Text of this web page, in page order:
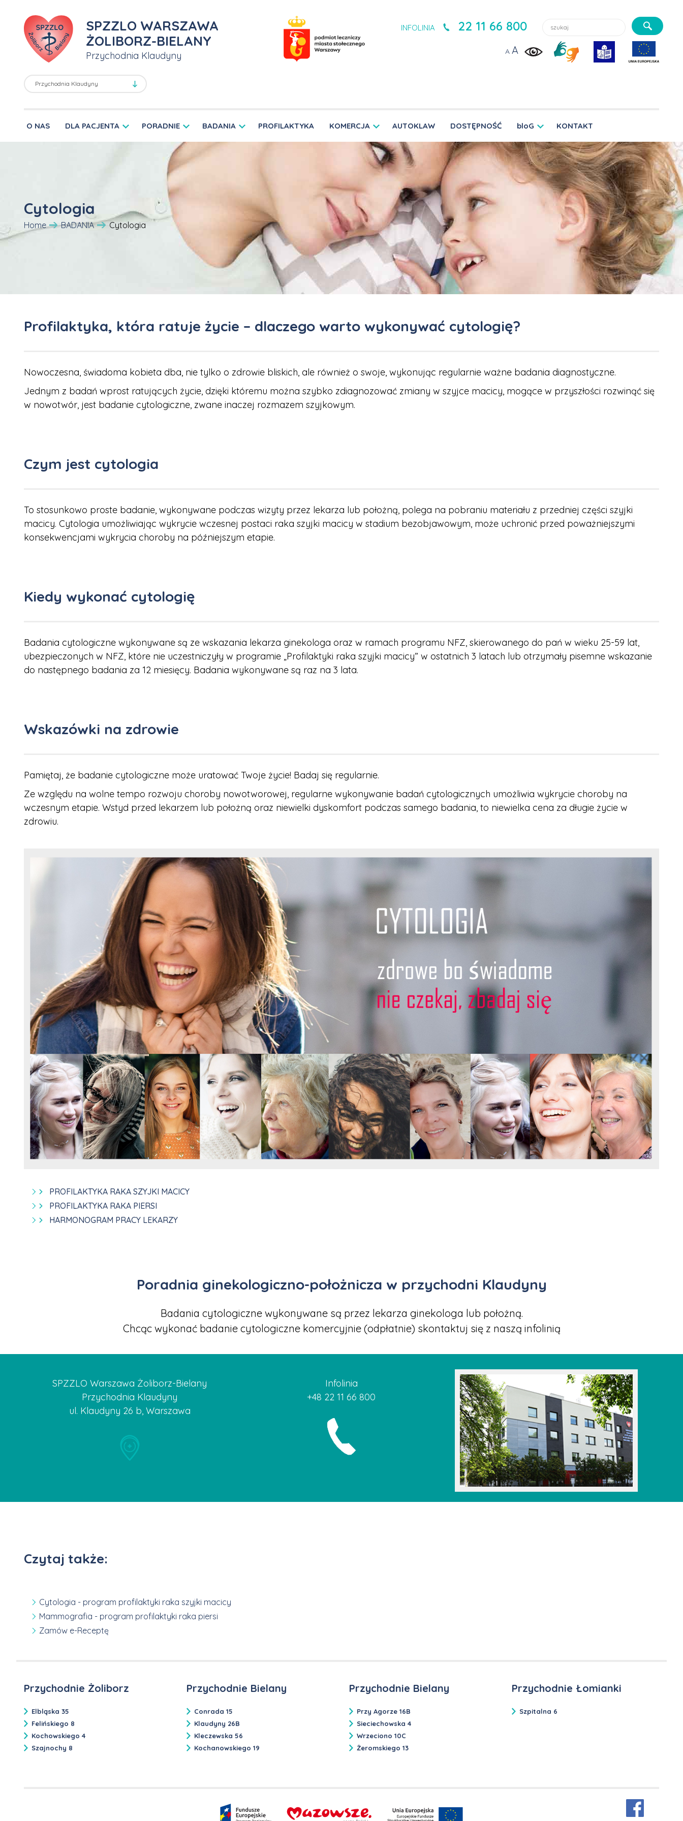
SPZZLO WARSZAWA
ŻOLIBORZ-BIELANY
Przychodnia Klaudyny
INFOLINIA 22 11 66 800 Szukaj lekarzy, usługi, aktualności:
A A
O NAS DLA PACJENTA PORADNIE BADANIA PROFILAKTYKA KOMERCJA AUTOKLAW DOSTĘPNOŚĆ bloG KONTAKT
Cytologia
Home BADANIA Cytologia
Profilaktyka, która ratuje życie – dlaczego warto wykonywać cytologię?
Nowoczesna, świadoma kobieta dba, nie tylko o zdrowie bliskich, ale również o swoje, wykonując regularnie ważne badania diagnostyczne.
Jednym z badań wprost ratujących życie, dzięki któremu można szybko zdiagnozować zmiany w szyjce macicy, mogące w przyszłości rozwinąć się
w nowotwór, jest badanie cytologiczne, zwane inaczej rozmazem szyjkowym.
Czym jest cytologia
To stosunkowo proste badanie, wykonywane podczas wizyty przez lekarza lub położną, polega na pobraniu materiału z przedniej części szyjki
macicy. Cytologia umożliwiając wykrycie wczesnej postaci raka szyjki macicy w stadium bezobjawowym, może uchronić przed poważniejszymi
konsekwencjami wykrycia choroby na późniejszym etapie.
Kiedy wykonać cytologię
Badania cytologiczne wykonywane są ze wskazania lekarza ginekologa oraz w ramach programu NFZ, skierowanego do pań w wieku 25-59 lat,
ubezpieczonych w NFZ, które nie uczestniczyły w programie „Profilaktyki raka szyjki macicy” w ostatnich 3 latach lub otrzymały pisemne wskazanie
do następnego badania za 12 miesięcy. Badania wykonywane są raz na 3 lata.
Wskazówki na zdrowie
Pamiętaj, że badanie cytologiczne może uratować Twoje życie! Badaj się regularnie.
Ze względu na wolne tempo rozwoju choroby nowotworowej, regularne wykonywanie badań cytologicznych umożliwia wykrycie choroby na
wczesnym etapie. Wstyd przed lekarzem lub położną oraz niewielki dyskomfort podczas samego badania, to niewielka cena za długie życie w
zdrowiu.
PROFILAKTYKA RAKA SZYJKI MACICY
PROFILAKTYKA RAKA PIERSI
HARMONOGRAM PRACY LEKARZY
Poradnia ginekologiczno-położnicza w przychodni Klaudyny
Badania cytologiczne wykonywane są przez lekarza ginekologa lub położną.
Chcąc wykonać badanie cytologiczne komercyjnie (odpłatnie) skontaktuj się z naszą infolinią
SPZZLO Warszawa Żoliborz-Bielany
Przychodnia Klaudyny
ul. Klaudyny 26 b, Warszawa
Infolinia
+48 22 11 66 800
Czytaj także:
Cytologia - program profilaktyki raka szyjki macicy
Mammografia - program profilaktyki raka piersi
Zamów e-Receptę
Przychodnie Żoliborz
Elbląska 35
Felińskiego 8
Kochowskiego 4
Szajnochy 8
Przychodnie Bielany
Conrada 15
Klaudyny 26B
Kleczewska 56
Kochanowskiego 19
Przychodnie Bielany
Przy Agorze 16B
Sieciechowska 4
Wrzeciono 10C
Żeromskiego 13
Przychodnie Łomianki
Szpitalna 6